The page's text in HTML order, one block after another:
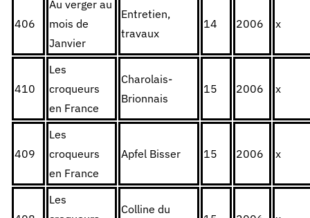
406
Au verger au
mois de
Janvier
Entretien,
travaux
14 2006 x
410
Les
croqueurs
en France
Charolais-
Brionnais
15 2006 x
409
Les
croqueurs
en France
Apfel Bisser 15 2006 x
Les
Colline du